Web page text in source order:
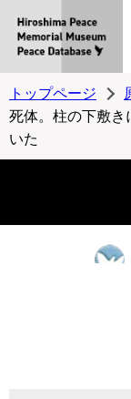
トップページ
死体。柱の下敷き
いた